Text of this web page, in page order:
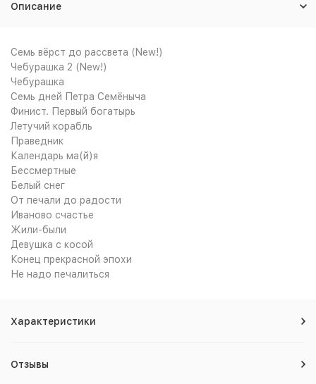
Описание
Семь вёрст до рассвета (New!)
Чебурашка 2 (New!)
Чебурашка
Семь дней Петра Семёныча
Финист. Первый богатырь
Летучий корабль
Праведник
Календарь ма(й)я
Бессмертные
Белый снег
От печали до радости
Иваново счастье
Жили-были
Девушка с косой
Конец прекрасной эпохи
Не надо печалиться
Характеристики
Отзывы